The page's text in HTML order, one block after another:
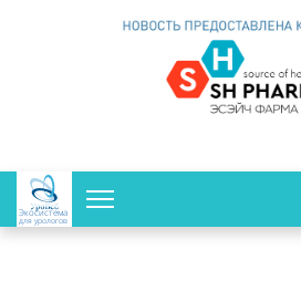
Экосистема
для урологов